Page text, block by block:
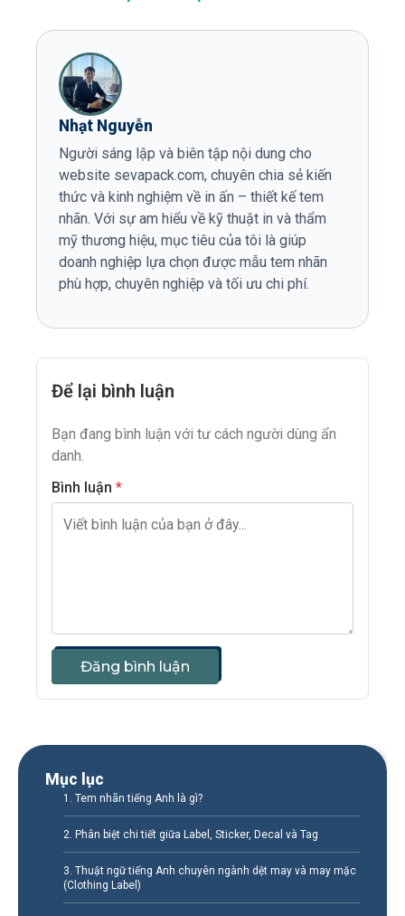
Nhạt Nguyễn
Người sáng lập và biên tập nội dung cho
website sevapack.com, chuyên chia sẻ kiến
thức và kinh nghiệm về in ấn – thiết kế tem
nhãn. Với sự am hiểu về kỹ thuật in và thẩm
mỹ thương hiệu, mục tiêu của tôi là giúp
doanh nghiệp lựa chọn được mẫu tem nhãn
phù hợp, chuyên nghiệp và tối ưu chi phí.
Để lại bình luận
Bạn đang bình luận với tư cách người dùng ẩn
danh.
Bình luận *
Đăng bình luận
Mục lục
1. Tem nhãn tiếng Anh là gì?
2. Phân biệt chi tiết giữa Label, Sticker, Decal và Tag
3. Thuật ngữ tiếng Anh chuyên ngành dệt may và may mặc
(Clothing Label)